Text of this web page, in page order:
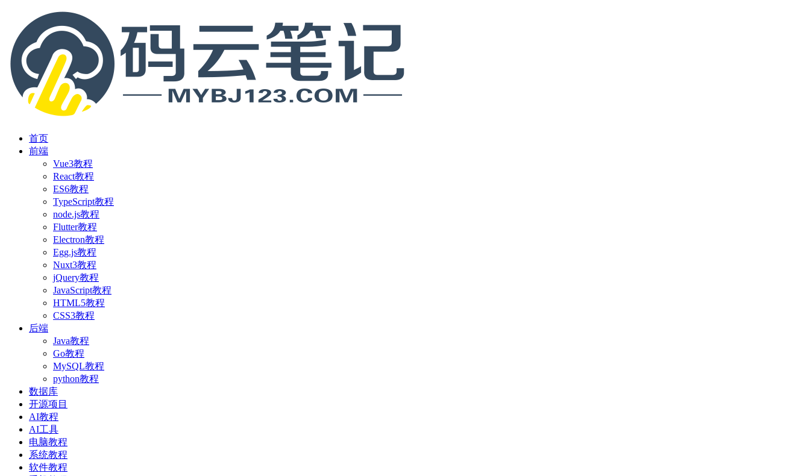
首页
前端
Vue3教程
React教程
ES6教程
TypeScript教程
node.js教程
Flutter教程
Electron教程
Egg.js教程
Nuxt3教程
jQuery教程
JavaScript教程
HTML5教程
CSS3教程
后端
Java教程
Go教程
MySQL教程
python教程
数据库
开源项目
AI教程
AI工具
电脑教程
系统教程
软件教程